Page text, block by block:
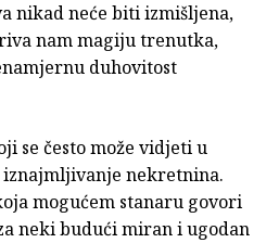
nikad neće biti izmišljena,
nam magiju trenutka,
duhovitost
se često može vidjeti u
nekretnina.
mogućem stanaru govori
neki budući miran i ugodan